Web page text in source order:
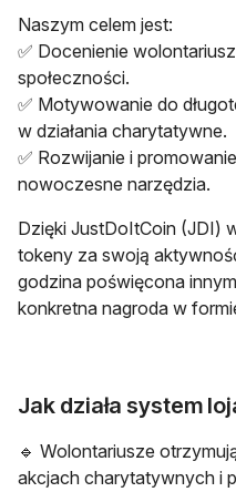
Naszym celem jest:
✅ Docenienie
społeczności.
✅ Motywowanie do
w działania charytatywne.
✅ Rozwijanie i
nowoczesne narzędzia.
Dzięki JustDoItCoin (JDI)
tokeny za swoją
godzina poświęcona
konkretna nagroda w
Jak działa system
🔹 Wolontariusze
akcjach charytatywnych i